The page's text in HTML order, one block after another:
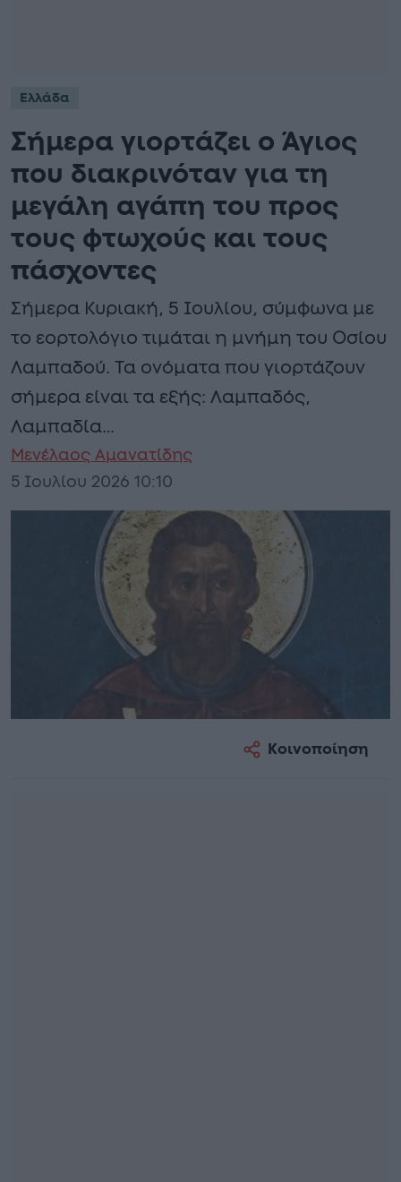
Ελλάδα
Σήμερα γιορτάζει ο Άγιος
που διακρινόταν για τη
μεγάλη αγάπη του προς
τους φτωχούς και τους
πάσχοντες
Σήμερα Κυριακή, 5 Ιουλίου, σύμφωνα με
το εορτολόγιο τιμάται η μνήμη του Οσίου
Λαμπαδού. Τα ονόματα που γιορτάζουν
σήμερα είναι τα εξής: Λαμπαδός,
Λαμπαδία…
Μενέλαος Αμανατίδης
5 Ιουλίου 2026 10:10
Κοινοποίηση